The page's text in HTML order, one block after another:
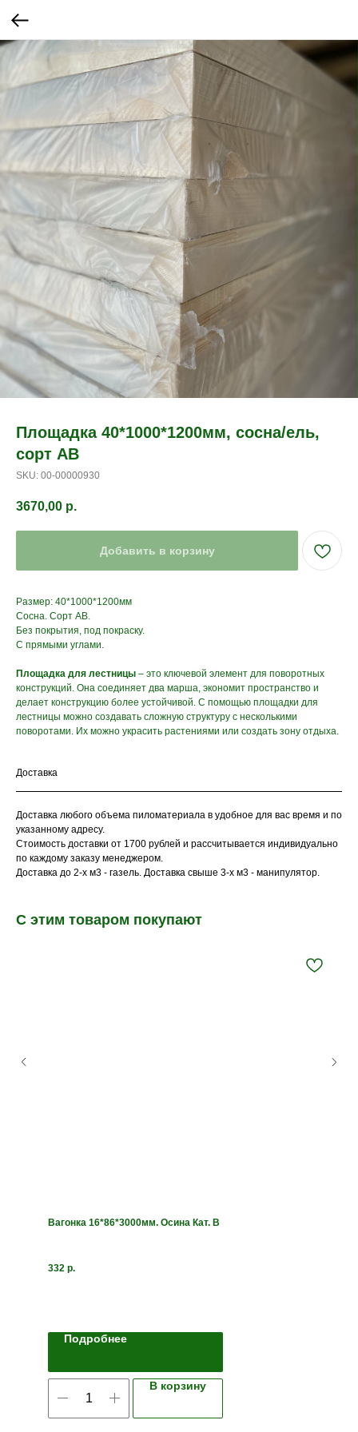
Площадка 40*1000*1200мм, сосна/ель,
сорт АВ
SKU: 00-00000930
3670,00 р.
Добавить в корзину
Размер: 40*1000*1200мм
Сосна. Сорт АВ.
Без покрытия, под покраску.
С прямыми углами.
Площадка для лестницы – это ключевой элемент для поворотных
конструкций. Она соединяет два марша, экономит пространство и
делает конструкцию более устойчивой. С помощью площадки для
лестницы можно создавать сложную структуру с несколькими
поворотами. Их можно украсить растениями или создать зону отдыха.
Доставка
Доставка любого объема пиломатериала в удобное для вас время и по
указанному адресу.
Стоимость доставки от 1700 рублей и рассчитывается индивидуально
по каждому заказу менеджером.
Доставка до 2-х м3 - газель. Доставка свыше 3-х м3 - манипулятор.
С этим товаром покупают
Вагонка 16*86*3000мм. Осина Кат. В
332 р.
Подробнее
В корзину